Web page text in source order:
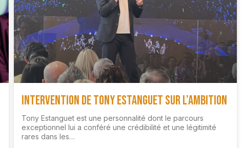
Intervention de Tony Estanguet sur l’Ambition
Tony Estanguet est une personnalité dont le parcours
exceptionnel lui a conféré une crédibilité et une légitimité
rares dans les…